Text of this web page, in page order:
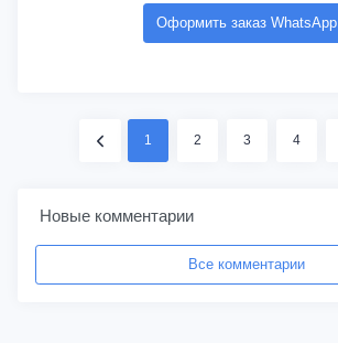
Оформить заказ WhatsApp
1 2 3 4
Новые комментарии
Все комментарии